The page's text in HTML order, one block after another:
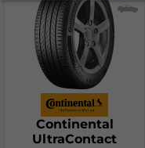
Continental
UltraContact